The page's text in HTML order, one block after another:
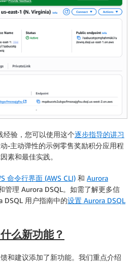
经验，您可以使用这个逐步指导的讲习
-主动弹性的示例零售奖励积分应用程
素和最佳实践。
命令行界面 (AWS CLI) 和 Aurora
管理 Aurora DSQL。如需了解更多信
DSQL 用户指南中的设置 Aurora DSQL
么新功能？
和建议添加了新功能。我们重点介绍